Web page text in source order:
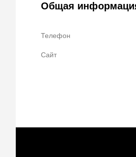
Общая
Телефон
Сайт